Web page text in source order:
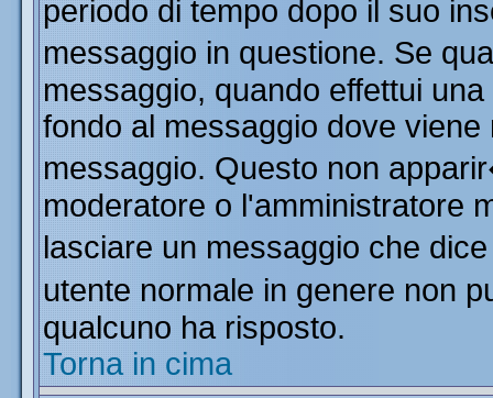
periodo di tempo dopo il suo
messaggio in questione. Se
messaggio, quando effettui
fondo al messaggio dove
messaggio. Questo non
moderatore o l'amministratore
lasciare un messaggio che
utente normale in genere non
qualcuno ha risposto.
Torna in cima